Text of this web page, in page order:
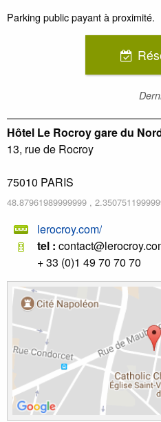
Parking public payant à proximité.
Hôtel Le Rocroy gare du
13, rue de Rocroy
75010 PARIS
48.87961989999999 ,
lerocroy.com/
tel :
+ 33 (0)1 49 70 70 70